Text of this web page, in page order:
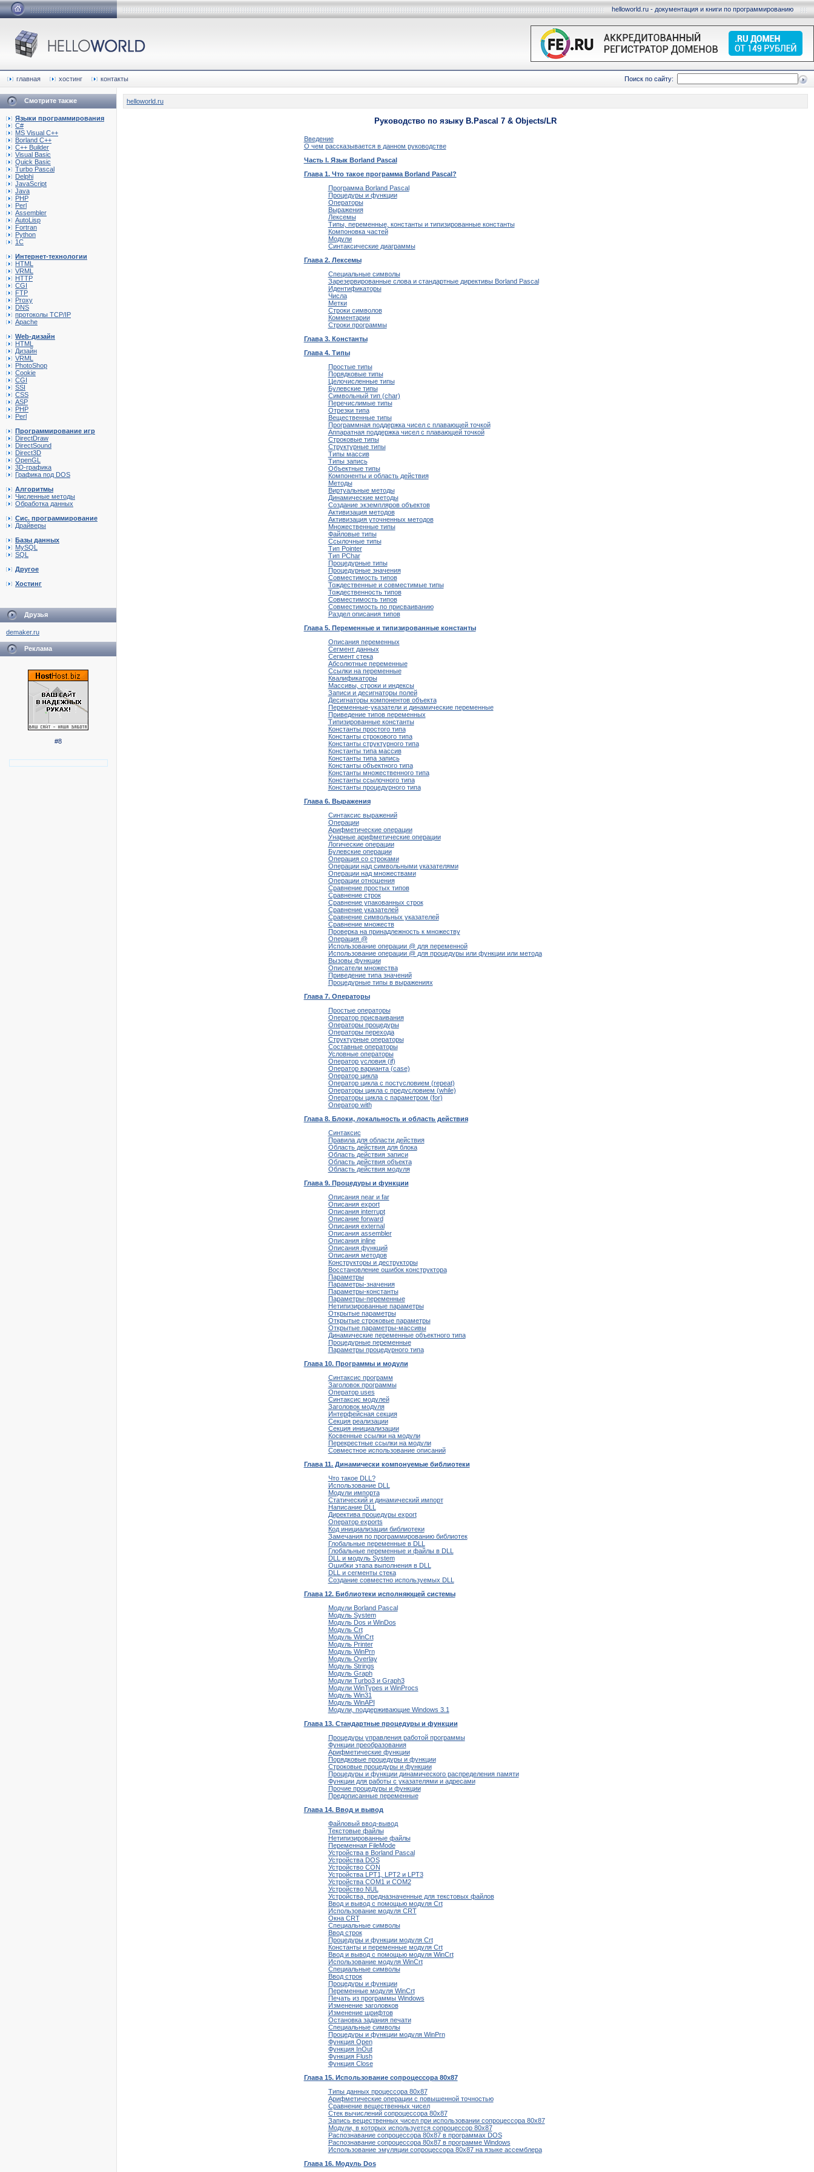
helloworld.ru - документация и книги по программированию
главная хостинг контакты Поиск по сайту:
Смотрите также
Языки программирования
C#
MS Visual C++
Borland C++
C++ Builder
Visual Basic
Quick Basic
Turbo Pascal
Delphi
JavaScript
Java
PHP
Perl
Assembler
AutoLisp
Fortran
Python
1C
Интернет-технологии
HTML
VRML
HTTP
CGI
FTP
Proxy
DNS
протоколы TCP/IP
Apache
Web-дизайн
HTML
Дизайн
VRML
PhotoShop
Cookie
CGI
SSI
CSS
ASP
PHP
Perl
Программирование игр
DirectDraw
DirectSound
Direct3D
OpenGL
3D-графика
Графика под DOS
Алгоритмы
Численные методы
Обработка данных
Сис. программирование
Драйверы
Базы данных
MySQL
SQL
Другое
Хостинг
Друзья
demaker.ru
Реклама
#8
helloworld.ru
Руководство по языку B.Pascal 7 & Objects/LR
Введение
О чем рассказывается в данном руководстве
Часть I. Язык Borland Pascal
Глава 1. Что такое программа Borland Pascal?
Программа Borland Pascal
Процедуры и функции
Операторы
Выражения
Лексемы
Типы, переменные, константы и типизированные константы
Компоновка частей
Модули
Синтаксические диаграммы
Глава 2. Лексемы
Специальные символы
Зарезервированные слова и стандартные директивы Borland Pascal
Идентификаторы
Числа
Метки
Строки символов
Комментарии
Строки программы
Глава 3. Константы
Глава 4. Типы
Простые типы
Порядковые типы
Целочисленные типы
Булевские типы
Символьный тип (char)
Перечислимые типы
Отрезки типа
Вещественные типы
Программная поддержка чисел с плавающей точкой
Аппаратная поддержка чисел с плавающей точкой
Строковые типы
Структурные типы
Типы массив
Типы запись
Объектные типы
Компоненты и область действия
Методы
Виртуальные методы
Динамические методы
Создание экземпляров объектов
Активизация методов
Активизация уточненных методов
Множественные типы
Файловые типы
Ссылочные типы
Тип Pointer
Тип PChar
Процедурные типы
Процедурные значения
Совместимость типов
Тождественные и совместимые типы
Тождественность типов
Совместимость типов
Совместимость по присваиванию
Раздел описания типов
Глава 5. Переменные и типизированные константы
Описания переменных
Сегмент данных
Сегмент стека
Абсолютные переменные
Ссылки на переменные
Квалификаторы
Массивы, строки и индексы
Записи и десигнаторы полей
Десигнаторы компонентов объекта
Переменные-указатели и динамические переменные
Приведение типов переменных
Типизированные константы
Константы простого типа
Константы строкового типа
Константы структурного типа
Константы типа массив
Константы типа запись
Константы объектного типа
Константы множественного типа
Константы ссылочного типа
Константы процедурного типа
Глава 6. Выражения
Синтаксис выражений
Операции
Арифметические операции
Унарные арифметические операции
Логические операции
Булевские операции
Операция со строками
Операции над символьными указателями
Операции над множествами
Операции отношения
Сравнение простых типов
Сравнение строк
Сравнение упакованных строк
Сравнение указателей
Сравнение символьных указателей
Сравнение множеств
Проверка на принадлежность к множеству
Операция @
Использование операции @ для переменной
Использование операции @ для процедуры или функции или метода
Вызовы функции
Описатели множества
Приведение типа значений
Процедурные типы в выражениях
Глава 7. Операторы
Простые операторы
Оператор присваивания
Операторы процедуры
Операторы перехода
Структурные операторы
Составные операторы
Условные операторы
Оператор условия (if)
Оператор варианта (case)
Оператор цикла
Оператор цикла с постусловием (repeat)
Операторы цикла с предусловием (while)
Операторы цикла с параметром (for)
Оператор with
Глава 8. Блоки, локальность и область действия
Синтаксис
Правила для области действия
Область действия для блока
Область действия записи
Область действия объекта
Область действия модуля
Глава 9. Процедуры и функции
Описания near и far
Описания export
Описания interrupt
Описание forward
Описания external
Описания assembler
Описания inline
Описания функций
Описания методов
Конструкторы и деструкторы
Восстановление ошибок конструктора
Параметры
Параметры-значения
Параметры-константы
Параметры-переменные
Нетипизированные параметры
Открытые параметры
Открытые строковые параметры
Открытые параметры-массивы
Динамические переменные объектного типа
Процедурные переменные
Параметры процедурного типа
Глава 10. Программы и модули
Синтаксис программ
Заголовок программы
Оператор uses
Синтаксис модулей
Заголовок модуля
Интерфейсная секция
Секция реализации
Секция инициализации
Косвенные ссылки на модули
Перекрестные ссылки на модули
Совместное использование описаний
Глава 11. Динамически компонуемые библиотеки
Что такое DLL?
Использование DLL
Модули импорта
Статический и динамический импорт
Написание DLL
Директива процедуры export
Оператор exports
Код инициализации библиотеки
Замечания по программированию библиотек
Глобальные переменные в DLL
Глобальные переменные и файлы в DLL
DLL и модуль System
Ошибки этапа выполнения в DLL
DLL и сегменты стека
Создание совместно используемых DLL
Глава 12. Библиотеки исполняющей системы
Модули Borland Pascal
Модуль System
Модуль Dos и WinDos
Модуль Crt
Модуль WinCrt
Модуль Printer
Модуль WinPrn
Модуль Overlay
Модуль Strings
Модуль Graph
Модули Turbo3 и Graph3
Модули WinTypes и WinProcs
Модуль Win31
Модуль WinAPI
Модули, поддерживающие Windows 3.1
Глава 13. Стандартные процедуры и функции
Процедуры управления работой программы
Функции преобразования
Арифметические функции
Порядковые процедуры и функции
Строковые процедуры и функции
Процедуры и функции динамического распределения памяти
Функции для работы с указателями и адресами
Прочие процедуры и функции
Предописанные переменные
Глава 14. Ввод и вывод
Файловый ввод-вывод
Текстовые файлы
Нетипизированные файлы
Переменная FileMode
Устройства в Borland Pascal
Устройства DOS
Устройство CОN
Устройства LРT1, LРT2 и LРT3
Устройства CОМ1 и CОМ2
Устройство NUL
Устройства, предназначенные для текстовых файлов
Ввод и вывод с помощью модуля Crt
Использование модуля CRT
Окна CRT
Специальные символы
Ввод строк
Процедуры и функции модуля Crt
Константы и переменные модуля Crt
Ввод и вывод с помощью модуля WinCrt
Использование модуля WinCrt
Специальные символы
Ввод строк
Процедуры и функции
Переменные модуля WinCrt
Печать из программы Windows
Изменение заголовков
Изменение шрифтов
Остановка задания печати
Специальные символы
Процедуры и функции модуля WinPrn
Функция Open
Функция InOut
Функция Flush
Функция Clоsе
Глава 15. Использование сопроцессора 80x87
Типы данных процессора 80x87
Арифметические операции с повышенной точностью
Сравнение вещественных чисел
Стек вычислений сопроцессора 80x87
Запись вещественных чисел при использовании сопроцессора 80x87
Модули, в которых используется сопроцессор 80x87
Распознавание сопроцессора 80х87 в программах DOS
Распознавание сопроцессора 80x87 в программе Windows
Использование эмуляции сопроцессора 80x87 на языке ассемблера
Глава 16. Модуль Dоs